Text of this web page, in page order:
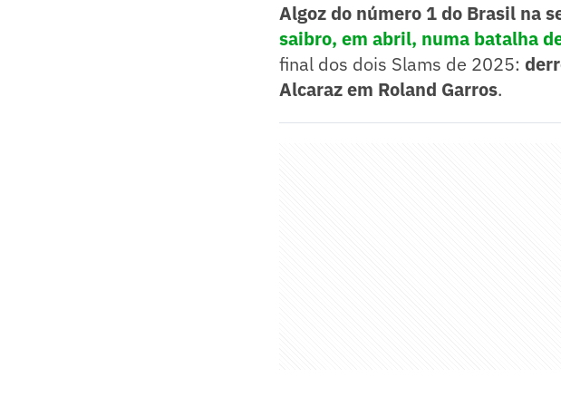
Algoz do número 1 do Brasil na
saibro, em abril, numa batalha
final dos dois Slams de 2025:
Alcaraz em Roland Garros.